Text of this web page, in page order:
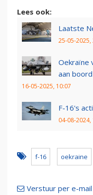
Lees ook:
Laatste
25-05-2025,
Oekraïne
aan boord
16-05-2025, 10:07
F-16's
04-08-2024,
f-16 oekraine
Verstuur per e-mail